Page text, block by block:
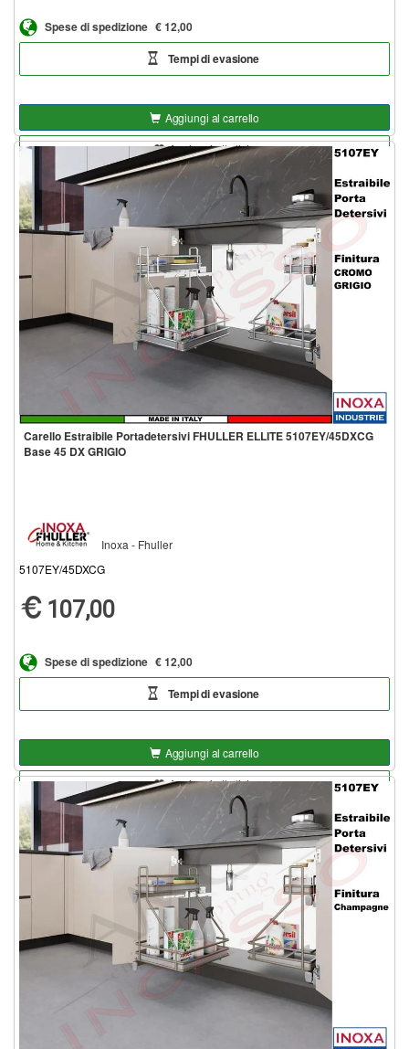
Spese di spedizione € 12,00
Tempi di evasione
Aggiungi al carrello
Aggiungi alla lista
Carello Estraibile Portadetersivi FHULLER ELLITE 5107EY/45DXCG
Base 45 DX GRIGIO
Inoxa - Fhuller
5107EY/45DXCG
107,00
Spese di spedizione € 12,00
Tempi di evasione
Aggiungi al carrello
Aggiungi alla lista